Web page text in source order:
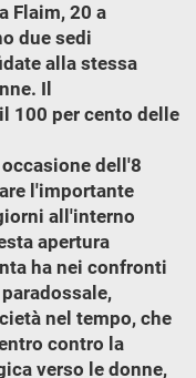
Flaim, 20 a
due sedi
alla stessa
Il
100 per cento delle
dell'8
l'importante
all'interno
apertura
ha nei confronti
nel tempo, che
contro la
verso le donne,